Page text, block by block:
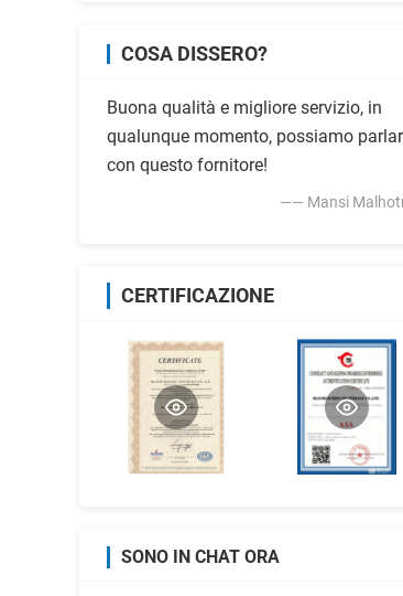
COSA DISSERO?
Buona qualità e migliore servizio, in
qualunque momento, possiamo
con questo fornitore!
—— Mansi
CERTIFICAZIONE
SONO IN CHAT ORA